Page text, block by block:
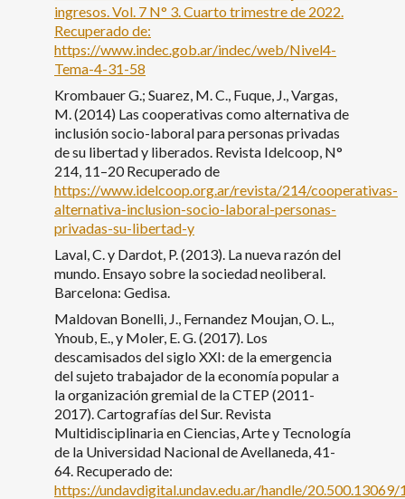
ingresos. Vol. 7 N° 3. Cuarto trimestre de 2022.
Recuperado de:
https://www.indec.gob.ar/indec/web/Nivel4-
Tema-4-31-58
Krombauer G.; Suarez, M. C., Fuque, J., Vargas,
M. (2014) Las cooperativas como alternativa de
inclusión socio-laboral para personas privadas
de su libertad y liberados. Revista Idelcoop, N°
214, 11–20 Recuperado de
https://www.idelcoop.org.ar/revista/214/cooperativas-
alternativa-inclusion-socio-laboral-personas-
privadas-su-libertad-y
Laval, C. y Dardot, P. (2013). La nueva razón del
mundo. Ensayo sobre la sociedad neoliberal.
Barcelona: Gedisa.
Maldovan Bonelli, J., Fernandez Moujan, O. L.,
Ynoub, E., y Moler, E. G. (2017). Los
descamisados del siglo XXI: de la emergencia
del sujeto trabajador de la economía popular a
la organización gremial de la CTEP (2011-
2017). Cartografías del Sur. Revista
Multidisciplinaria en Ciencias, Arte y Tecnología
de la Universidad Nacional de Avellaneda, 41-
64. Recuperado de:
https://undavdigital.undav.edu.ar/handle/20.500.13069/